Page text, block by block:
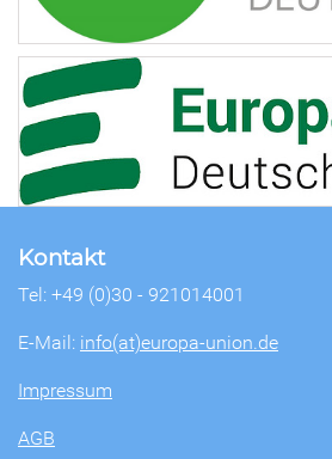
Kontakt
Tel: +49 (0)30 - 921014001
E-Mail: info(at)europa-union.de
Impressum
AGB